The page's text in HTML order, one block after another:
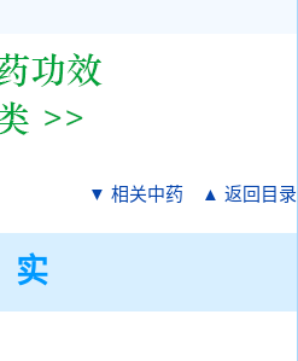
▼ 相关中药 ▲ 返回目录
实